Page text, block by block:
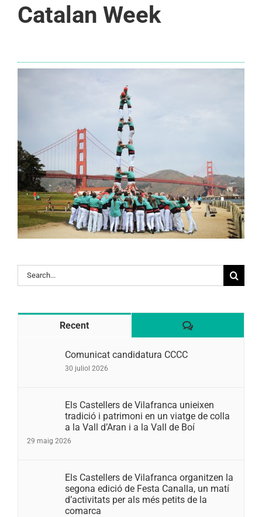
Catalan Week
Search
for:
Recent Comentaris
Comunicat candidatura CCCC
30 juliol 2026
Els Castellers de Vilafranca unieixen
tradició i patrimoni en un viatge de colla
a la Vall d’Aran i a la Vall de Boí
29 maig 2026
Els Castellers de Vilafranca organitzen la
segona edició de Festa Canalla, un matí
d’activitats per als més petits de la
comarca